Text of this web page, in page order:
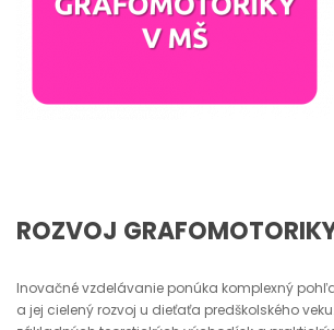
ROZVOJ
Inovačné vzdelávanie ponúka komplexný
a jej cielený rozvoj u dieťaťa predškolského